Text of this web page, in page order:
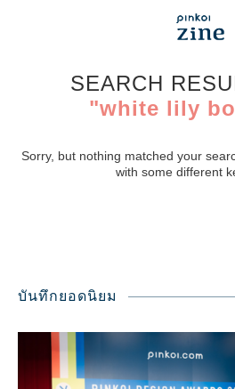
SEARCH
"white lily
Sorry, but nothing matched your
with some different
บันทึกยอดนิยม